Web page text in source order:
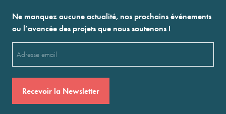
Ne manquez aucune actualité, nos prochains événements
ou l’avancée des projets que nous soutenons !
Email
(Nécessaire)